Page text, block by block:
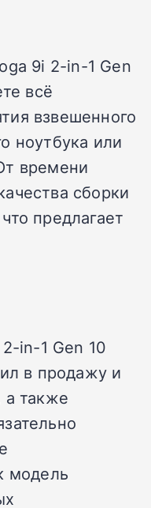
9i 2-in-1 Gen
всё
взвешенного
ноутбука или
времени
сборки
предлагает
in-1 Gen 10
в продажу и
а также
модель